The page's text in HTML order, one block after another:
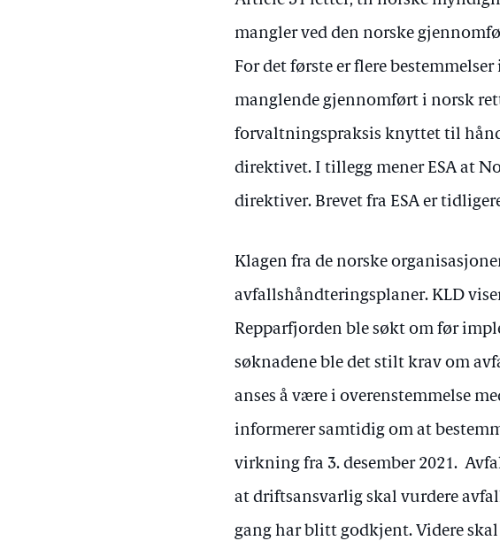
mangler ved den norske
For det første er flere
manglende gjennomført i norsk
forvaltningspraksis knyttet til
direktivet. I tillegg mener ESA at
direktiver. Brevet fra ESA er
Klagen fra de norske
avfallshåndteringsplaner. KLD
Repparfjorden ble søkt om før
søknadene ble det stilt krav om
anses å være i overenstemmelse
informerer samtidig om at
virkning fra 3. desember 2021.
at driftsansvarlig skal vurdere
gang har blitt godkjent. Videre